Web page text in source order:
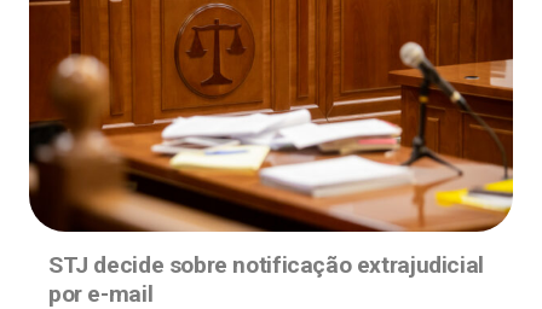
STJ decide sobre notificação extrajudicial
por e-mail